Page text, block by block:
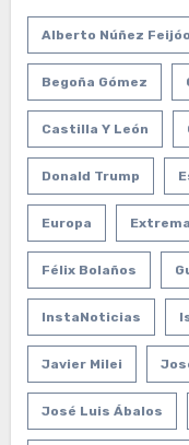
Alberto Núñez Feijóo
Begoña Gómez
Castilla Y León
Donald Trump
Europa
Félix Bolaños
InstaNoticias
Javier Milei
José Luis Ábalos